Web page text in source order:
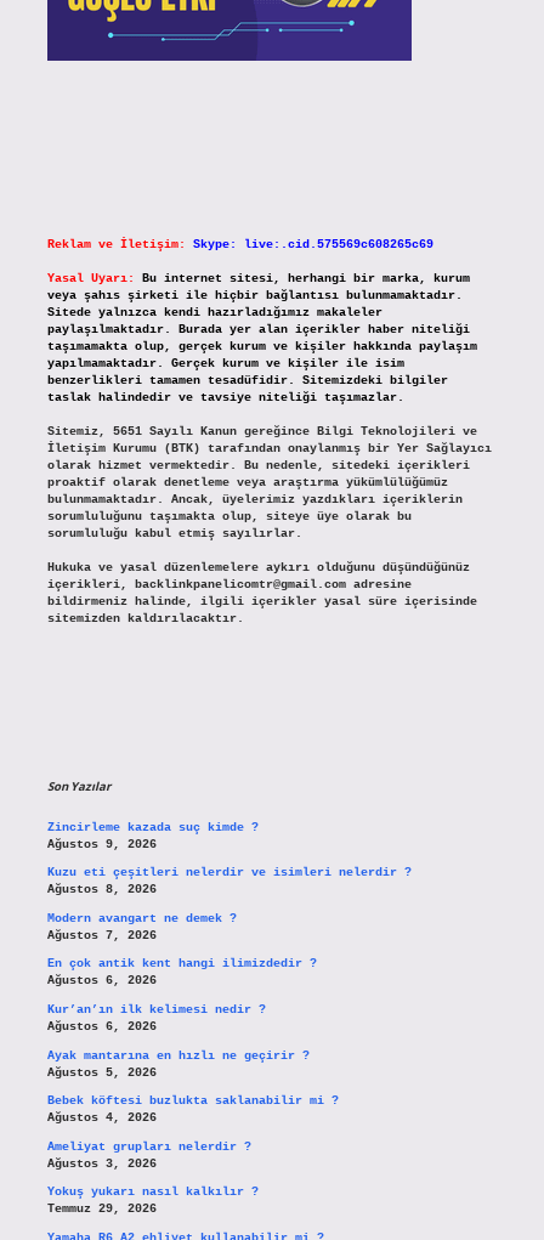
Reklam ve İletişim: Skype: live:.cid.575569c608265c69
Yasal Uyarı:
Bu internet sitesi, herhangi bir marka, kurum
veya şahıs şirketi ile hiçbir bağlantısı bulunmamaktadır.
Sitede yalnızca kendi hazırladığımız makaleler
paylaşılmaktadır. Burada yer alan içerikler haber niteliği
taşımamakta olup, gerçek kurum ve kişiler hakkında paylaşım
yapılmamaktadır. Gerçek kurum ve kişiler ile isim
benzerlikleri tamamen tesadüfidir. Sitemizdeki bilgiler
taslak halindedir ve tavsiye niteliği taşımazlar.
Sitemiz, 5651 Sayılı Kanun gereğince Bilgi Teknolojileri ve
İletişim Kurumu (BTK) tarafından onaylanmış bir Yer Sağlayıcı
olarak hizmet vermektedir. Bu nedenle, sitedeki içerikleri
proaktif olarak denetleme veya araştırma yükümlülüğümüz
bulunmamaktadır. Ancak, üyelerimiz yazdıkları içeriklerin
sorumluluğunu taşımakta olup, siteye üye olarak bu
sorumluluğu kabul etmiş sayılırlar.
Hukuka ve yasal düzenlemelere aykırı olduğunu düşündüğünüz
içerikleri,
backlinkpanelicomtr@gmail.comadresine
bildirmeniz halinde, ilgili içerikler yasal süre içerisinde
sitemizden kaldırılacaktır.
Son Yazılar
Zincirleme kazada suç kimde ?
Ağustos 9, 2026
Kuzu eti çeşitleri nelerdir ve isimleri nelerdir ?
Ağustos 8, 2026
Modern avangart ne demek ?
Ağustos 7, 2026
En çok antik kent hangi ilimizdedir ?
Ağustos 6, 2026
Kur’an’ın ilk kelimesi nedir ?
Ağustos 6, 2026
Ayak mantarına en hızlı ne geçirir ?
Ağustos 5, 2026
Bebek köftesi buzlukta saklanabilir mi ?
Ağustos 4, 2026
Ameliyat grupları nelerdir ?
Ağustos 3, 2026
Yokuş yukarı nasıl kalkılır ?
Temmuz 29, 2026